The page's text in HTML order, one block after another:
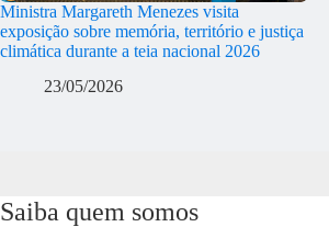
Ministra Margareth Menezes visita
exposição sobre memória, território e justiça
climática durante a teia nacional 2026
23/05/2026
Saiba quem somos